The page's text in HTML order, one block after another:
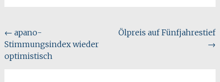
Beitragsnavigation
← apano-
Stimmungsindex wieder
optimistisch
Ölpreis auf Fünfjahrestief
→